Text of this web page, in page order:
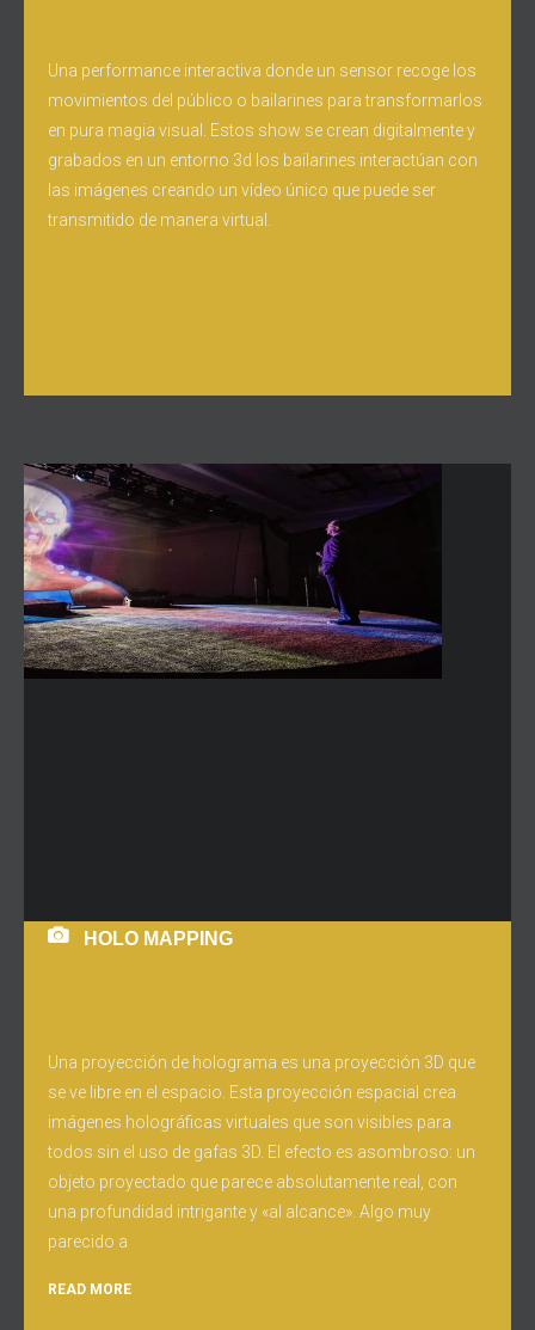
Una performance interactiva donde un sensor recoge los
movimientos del público o bailarines para transformarlos
en pura magia visual. Estos show se crean digitalmente y
grabados en un entorno 3d los bailarines interactúan con
las imágenes creando un vídeo único que puede ser
transmitido de manera virtual.
HOLO MAPPING
Una proyección de holograma es una proyección 3D que
se ve libre en el espacio. Esta proyección espacial crea
imágenes holográficas virtuales que son visibles para
todos sin el uso de gafas 3D. El efecto es asombroso: un
objeto proyectado que parece absolutamente real, con
una profundidad intrigante y «al alcance». Algo muy
parecido a
READ MORE